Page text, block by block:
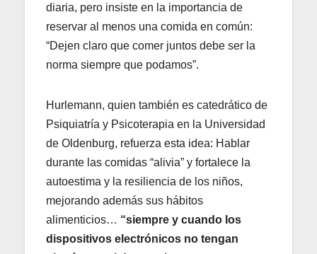
diaria, pero insiste en la importancia de
reservar al menos una comida en común:
“Dejen claro que comer juntos debe ser la
norma siempre que podamos”.
Hurlemann, quien también es catedrático de
Psiquiatría y Psicoterapia en la Universidad
de Oldenburg, refuerza esta idea: Hablar
durante las comidas “alivia” y fortalece la
autoestima y la resiliencia de los niños,
mejorando además sus hábitos
alimenticios… “siempre y cuando los
dispositivos electrónicos no tengan